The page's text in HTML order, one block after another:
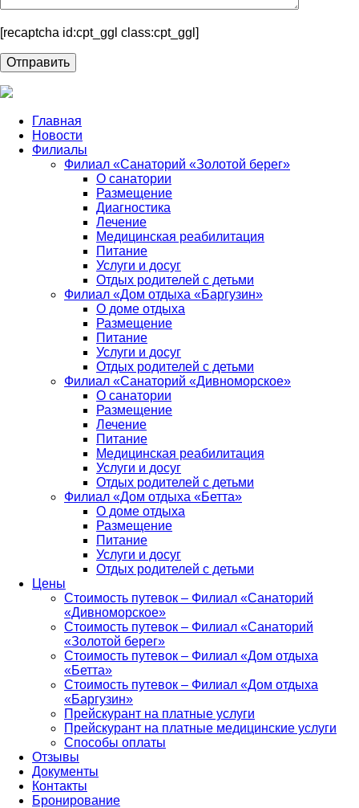
[recaptcha id:cpt_ggl class:cpt_ggl]
Главная
Новости
Филиалы
Филиал «Санаторий «Золотой берег»
О санатории
Размещение
Диагностика
Лечение
Медицинская реабилитация
Питание
Услуги и досуг
Отдых родителей с детьми
Филиал «Дом отдыха «Баргузин»
О доме отдыха
Размещение
Питание
Услуги и досуг
Отдых родителей с детьми
Филиал «Санаторий «Дивноморское»
О санатории
Размещение
Лечение
Питание
Медицинская реабилитация
Услуги и досуг
Отдых родителей с детьми
Филиал «Дом отдыха «Бетта»
О доме отдыха
Размещение
Питание
Услуги и досуг
Отдых родителей с детьми
Цены
Стоимость путевок – Филиал «Санаторий
«Дивноморское»
Стоимость путевок – Филиал «Санаторий
«Золотой берег»
Стоимость путевок – Филиал «Дом отдыха
«Бетта»
Стоимость путевок – Филиал «Дом отдыха
«Баргузин»
Прейскурант на платные услуги
Прейскурант на платные медицинские услуги
Способы оплаты
Отзывы
Документы
Контакты
Бронирование